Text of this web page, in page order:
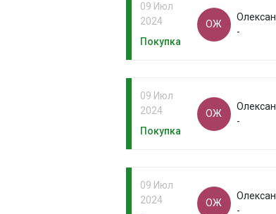
09 Июл
2024
Покупка
ОЖ
-
09 Июл
2024
Покупка
ОЖ
-
09 Июл
2024
ОЖ
-